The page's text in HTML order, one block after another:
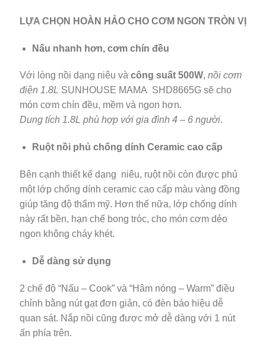
LỰA CHỌN HOÀN HẢO CHO CƠM NGON TRÒN VỊ
Nấu nhanh hơn, cơm chín đều
Với lòng nồi dạng niêu và công suất 500W, nồi cơm
điện 1.8L SUNHOUSE MAMA SHD8665G sẽ cho
món cơm chín đều, mềm và ngon hơn.
Dung tích 1.8L phù hợp với gia đình 4 – 6 người.
Ruột nồi phủ chống dính Ceramic cao cấp
Bên cạnh thiết kế dạng niêu, ruột nồi còn được phủ
một lớp chống dính ceramic cao cấp màu vàng đồng
giúp tăng độ thẩm mỹ. Hơn thế nữa, lớp chống dính
này rất bền, hạn chế bong tróc, cho món cơm dẻo
ngon không cháy khét.
Dễ dàng sử dụng
2 chế độ “Nấu – Cook” và “Hâm nóng – Warm” điều
chỉnh bằng nút gạt đơn giản, có đèn báo hiệu dễ
quan sát. Nắp nồi cũng được mở dễ dàng với 1 nút
ấn phía trên.